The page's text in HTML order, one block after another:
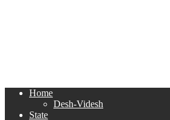
Home
Desh-Videsh
State